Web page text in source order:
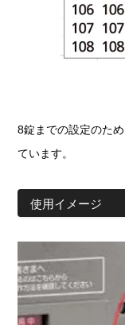
8錠までの設定のた
ています。
使用イメージ